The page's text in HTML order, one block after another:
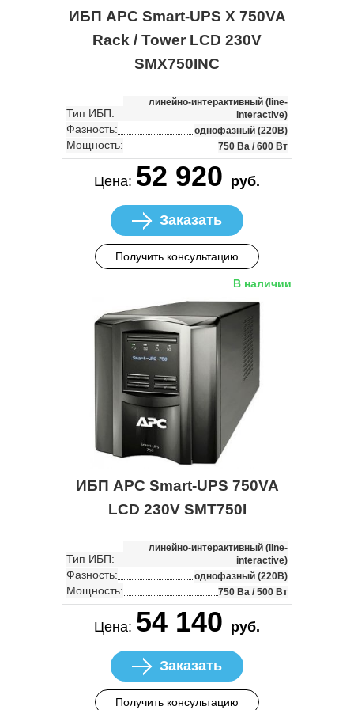
ИБП APC Smart-UPS X 750VA
Rack / Tower LCD 230V
SMX750INC
Тип ИБП:
линейно-интерактивный (line-
interactive)
Фазность: однофазный (220В)
Мощность: 750 Ва / 600 Вт
Цена: 52 920 руб.
Заказать
Получить консультацию
В наличии
ИБП APC Smart-UPS 750VA
LCD 230V SMT750I
Тип ИБП:
линейно-интерактивный (line-
interactive)
Фазность: однофазный (220В)
Мощность: 750 Ва / 500 Вт
Цена: 54 140 руб.
Заказать
Получить консультацию